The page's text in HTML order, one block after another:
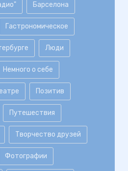
Барселона
Гастрономическое
Люди
Немного о себе
Позитив
Путешествия
Творчество друзей
Фотографии